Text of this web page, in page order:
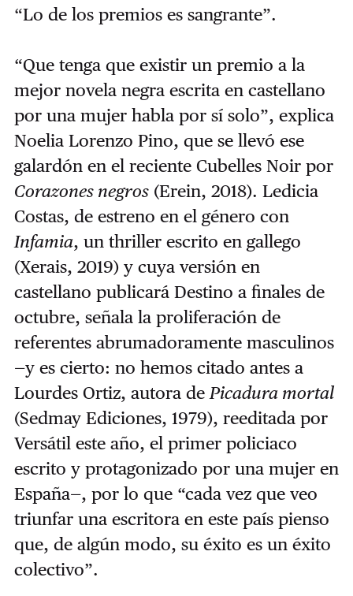
“Lo de los premios es sangrante”.
“Que tenga que existir un premio a la
mejor novela negra escrita en castellano
por una mujer habla por sí solo”, explica
Noelia Lorenzo Pino, que se llevó ese
galardón en el reciente Cubelles Noir por
Corazones negros(Erein, 2018). Ledicia
Costas, de estreno en el género con
Infamia, un thriller escrito en gallego
(Xerais, 2019) y cuya versión en
castellano publicará Destino a finales de
octubre, señala la proliferación de
referentes abrumadoramente masculinos
—y es cierto: no hemos citado antes a
Lourdes Ortiz, autora de Picadura mortal
(Sedmay Ediciones, 1979), reeditada por
Versátil este año, el primer policiaco
escrito y protagonizado por una mujer en
España—, por lo que “cada vez que veo
triunfar una escritora en este país pienso
que, de algún modo, su éxito es un éxito
colectivo”.